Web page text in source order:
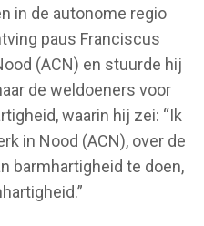
in de autonome regio
paus Franciscus
(ACN) en stuurde hij
de weldoeners voor
waarin hij zei: “Ik
in Nood (ACN), over de
barmhartigheid te doen,